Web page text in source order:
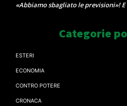
«Abbiamo sbagliato le previsioni»! E
Categorie
ESTERI
ECONOMIA
CONTRO POTERE
CRONACA